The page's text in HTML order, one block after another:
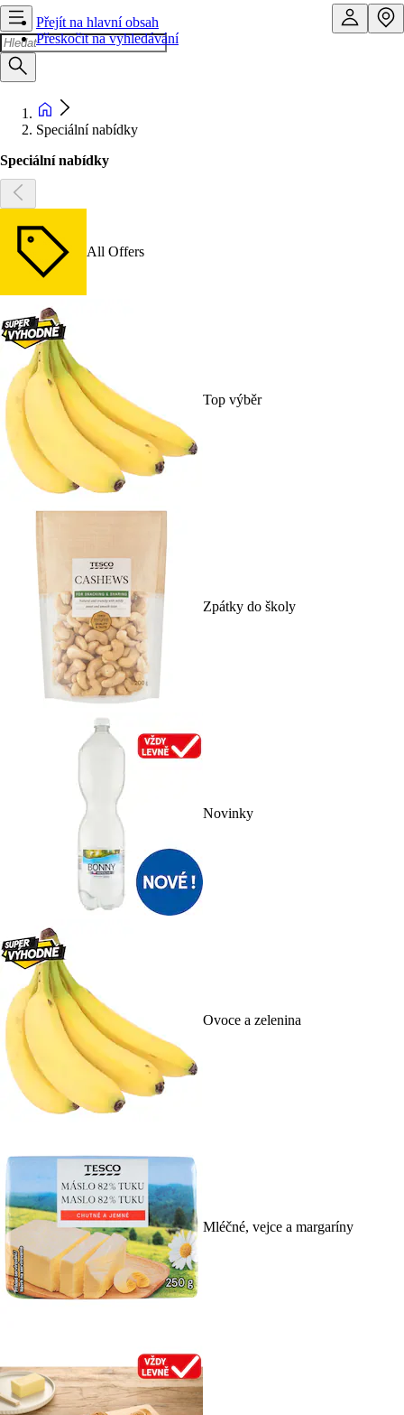
Přejít na hlavní obsah
Přeskočit na vyhledávání
Speciální nabídky
Speciální nabídky
All Offers
Top výběr
Zpátky do školy
Novinky
Ovoce a zelenina
Mléčné, vejce a margaríny